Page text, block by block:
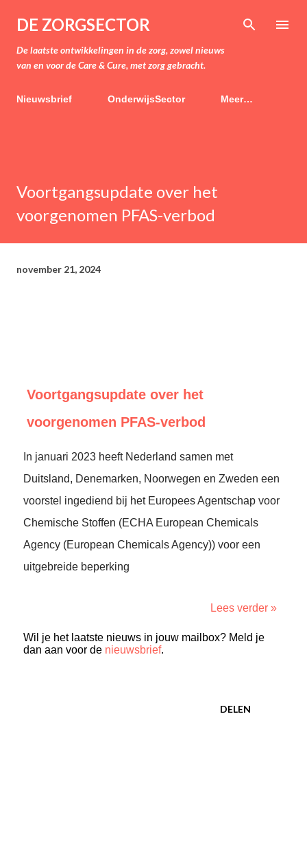
Doorgaan naar hoofdcontent
DE ZORGSECTOR
De laatste ontwikkelingen in de zorg, zowel nieuws
van en voor de Care & Cure, met zorg gebracht.
Nieuwsbrief OnderwijsSector Meer…
Voortgangsupdate over het
voorgenomen PFAS-verbod
november 21, 2024
Voortgangsupdate over het
voorgenomen PFAS-verbod
In januari 2023 heeft Nederland samen met
Duitsland, Denemarken, Noorwegen en Zweden een
voorstel ingediend bij het Europees Agentschap voor
Chemische Stoffen (ECHA European Chemicals
Agency (European Chemicals Agency)) voor een
uitgebreide beperking
Lees verder »
Wil je het laatste nieuws in jouw mailbox? Meld je
dan aan voor de nieuwsbrief.
DELEN